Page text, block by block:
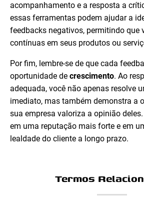
acompanhamento e a resposta a
essas ferramentas podem ajudar a
feedbacks negativos, permitindo que
contínuas em seus produtos ou
Por fim, lembre-se de que cada
oportunidade de crescimento. Ao
adequada, você não apenas resolve
imediato, mas também demonstra a
sua empresa valoriza a opinião
em uma reputação mais forte e em
lealdade do cliente a longo prazo.
Termos